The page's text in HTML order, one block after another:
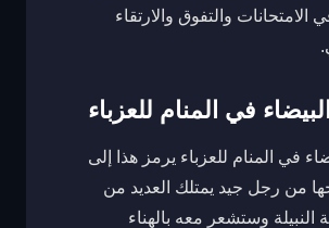
الامتحانات والتفوق والارتقاء
في المنام للعزباء
في المنام للعزباء يرمز هذا إلى
من رجل جيد يمتلك العديد من
النبيلة وستشعر معه بالهناء